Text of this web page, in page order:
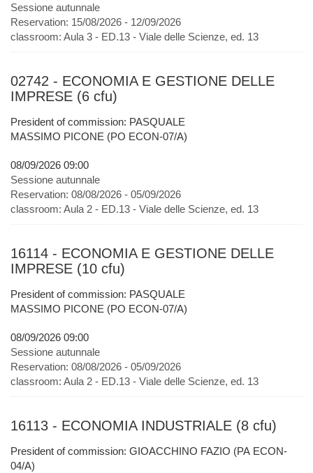
Sessione autunnale
Reservation: 15/08/2026 - 12/09/2026
classroom: Aula 3 - ED.13 - Viale delle Scienze, ed. 13
02742 - ECONOMIA E GESTIONE DELLE
IMPRESE (6 cfu)
President of commission: PASQUALE
MASSIMO PICONE (PO ECON-07/A)
08/09/2026 09:00
Sessione autunnale
Reservation: 08/08/2026 - 05/09/2026
classroom: Aula 2 - ED.13 - Viale delle Scienze, ed. 13
16114 - ECONOMIA E GESTIONE DELLE
IMPRESE (10 cfu)
President of commission: PASQUALE
MASSIMO PICONE (PO ECON-07/A)
08/09/2026 09:00
Sessione autunnale
Reservation: 08/08/2026 - 05/09/2026
classroom: Aula 2 - ED.13 - Viale delle Scienze, ed. 13
16113 - ECONOMIA INDUSTRIALE (8 cfu)
President of commission: GIOACCHINO FAZIO (PA ECON-
04/A)